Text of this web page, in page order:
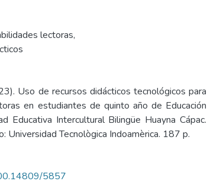
lectoras,
Uso de recursos didácticos tecnológicos para
en estudiantes de quinto año de Educación
Educativa Intercultural Bilingüe Huayna Cápac.
Universidad Tecnològica Indoamèrica. 187 p.
5857